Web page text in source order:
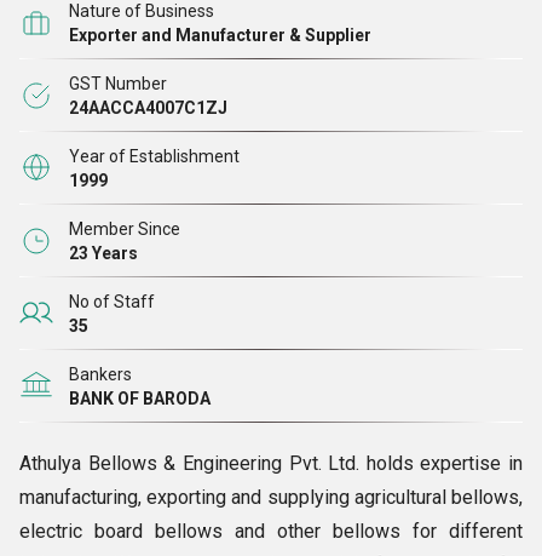
एक्सपेंशन जॉइंट्स, एग्जॉस्ट बेलोज़ और वाइब्रेशन एब्सॉर्बर्स के एक अग्रणी
और स्वीकृत निर्माता, निर्यातक और आपूर्तिकर्ता हैं। वर्ष 1998 में स्थापित,
हम अपने ग्राहकों की विभिन्न आवश्यकताओं को पूरी तरह से समझते हैं। इस
प्रकार, हम अपनी ओर से कोई कसर नहीं छोड़ते हैं और अपने योग्य संरक्षकों
को नवीन, लागत प्रभावी और बेजोड़ उत्पाद देने के लिए साल भर काम करते
Nature of Business
Exporter and Manufacturer & Supplier
GST Number
24AACCA4007C1ZJ
Year of Establishment
1999
Member Since
23 Years
No of Staff
35
Bankers
BANK OF BARODA
Athulya Bellows & Engineering Pvt. Ltd. holds expertise in
manufacturing, exporting and supplying agricultural bellows,
electric board bellows and other bellows for different